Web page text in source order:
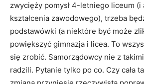
zwycięży pomysł 4-letniego liceum (i
kształcenia zawodowego), trzeba
podstawówki (a niektóre być może
powiększyć gimnazja i licea. To
się zrobić. Samorządowcy nie z
radzili. Pytanie tylko po co. Czy cała